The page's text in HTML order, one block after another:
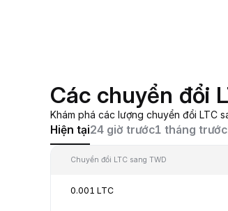
Các chuyển đổi
Khám phá các lượng chuyển đổi LTC
Hiện tại24 giờ trước1 tháng trước
Chuyển đổi LTC sang TWD
0.001 LTC